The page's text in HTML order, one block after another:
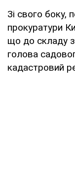
Зі свого боку,
прокуратури
що до складу
голова
кадастровий